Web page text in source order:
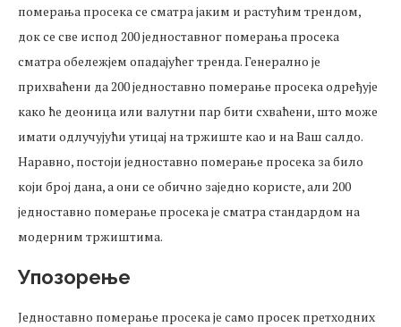
померања просека се сматра јаким и растућим трендом,
док се све испод 200 једноставног померања просека
сматра обележјем опадајућег тренда. Генерално је
прихваћени да 200 једноставно померање просека одређује
како ће деоница или валутни пар бити схваћени, што може
имати одлучујући утицај на тржиште као и на Ваш салдо.
Наравно, постоји једноставно померање просека за било
који број дана, а они се обично заједно користе, али 200
једноставно померање просека је сматра стандардом на
модерним тржиштима.
Упозорење
Једноставно померање просека је само просек претходних